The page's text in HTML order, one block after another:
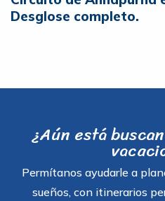
Desglose completo.
¿Aún está
Permítanos ayudarle a
sueños, con itinerarios